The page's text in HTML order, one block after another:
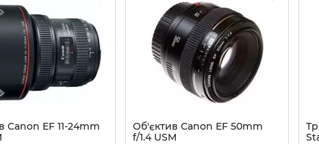
Canon EF 11-24mm
Об'єктив Canon EF 50mm
f/1.4 USM